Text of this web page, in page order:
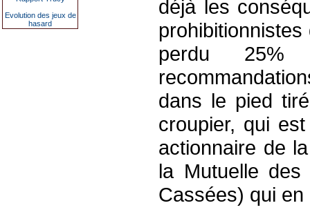
Evolution des jeux de
hasard
déjà les
perdu 25%
dans le pied
croupier, qui
actionnaire de
la Mutuelle
Cassées) qui